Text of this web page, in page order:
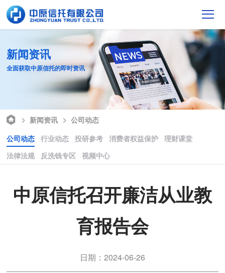
新闻资讯
全面获取中原信托的即时资讯
新闻资讯
公司动态
公司动态
行业动态 投研参考 消费者权益保护
理财课堂
法律法规
反洗钱专区 视频中心
中原信托召开廉洁从业教
育报告会
日期：2024-06-26